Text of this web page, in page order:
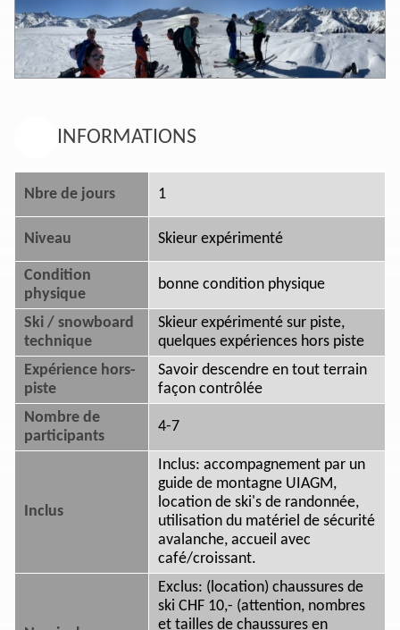
INFORMATIONS
Nbre de jours 1
Niveau Skieur expérimenté
Condition
physique
bonne condition physique
Ski / snowboard
technique
Skieur expérimenté sur piste,
quelques expériences hors piste
Expérience hors-
piste
Savoir descendre en tout terrain
façon contrôlée
Nombre de
participants
4-7
Inclus
Inclus: accompagnement par un
guide de montagne UIAGM,
location de ski's de randonnée,
utilisation du matériel de sécurité
avalanche, accueil avec
café/croissant.
Exclus: (location) chaussures de
ski CHF 10,- (attention, nombres
et tailles de chaussures en